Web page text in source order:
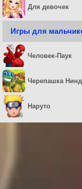
Для девочек
Игры для
Человек-Паук
Черепашка
Наруто